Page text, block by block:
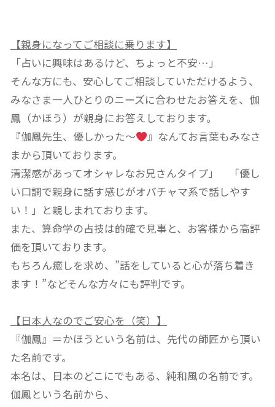
【親身になってご相談に乗ります】
「占いに興味はあるけど、ちょっと不安…」
そんな方にも、安心してご相談していただけるよう、
みなさま一人ひとりのニーズに合わせたお答えを、伽
鳳（かほう）が親身にお答えしております。
『伽鳳先生、優しかった～
』なんてお言葉もみなさ
まから頂いております。
清潔感があってオシャレなお兄さんタイプ」 「優し
い口調で親身に話す感じがオバチャマ系で話しやす
い！」と親しまれております。
また、算命学の占技は的確で見事と、お客様から高評
価を頂いております。
もちろん癒しを求め、”話をしていると心が落ち着き
ます！”などそんな方々にも評判です。
【日本人なのでご安心を（笑）】
『伽鳳』＝かほうという名前は、先代の師匠から頂い
た名前です。
本名は、日本のどこにでもある、純和風の名前です。
伽鳳という名前から、